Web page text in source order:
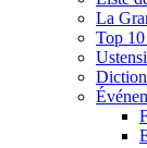
La
Top 10